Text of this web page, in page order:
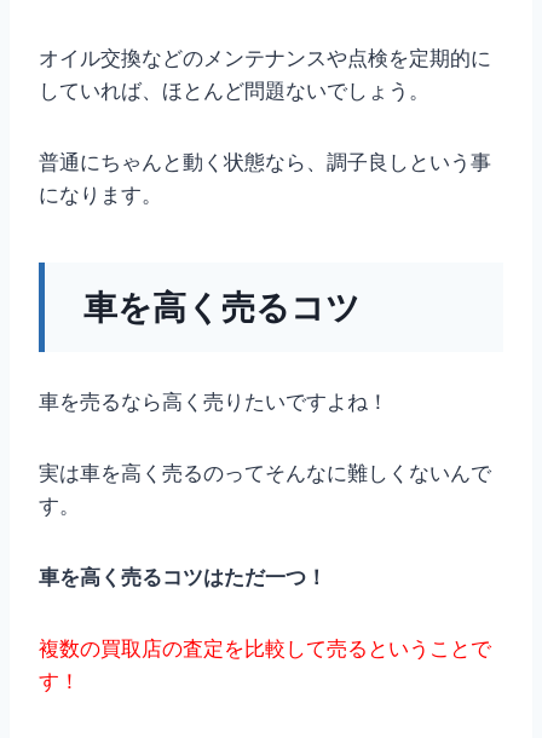
オイル交換などのメンテナンスや点検を定期的に
していれば、ほとんど問題ないでしょう。
普通にちゃんと動く状態なら、調子良しという事
になります。
車を高く売るコツ
車を売るなら高く売りたいですよね！
実は車を高く売るのってそんなに難しくないんで
す。
車を高く売るコツはただ一つ！
複数の買取店の査定を比較して売るということで
す！